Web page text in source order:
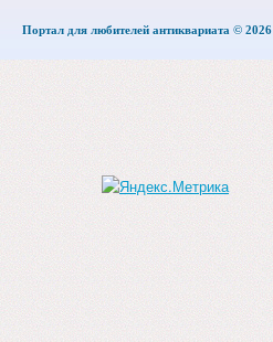
Портал для любителей антиквариата © 2026